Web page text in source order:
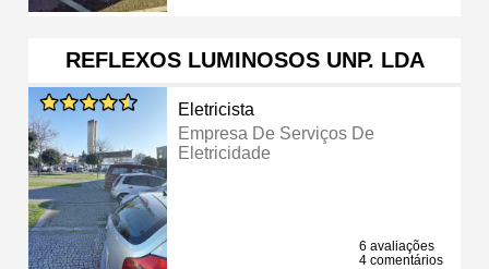
REFLEXOS LUMINOSOS UNP. LDA
Eletricista
Empresa De Serviços De
Eletricidade
6 avaliações
4 comentários